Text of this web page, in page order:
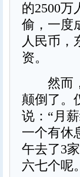
的2500
偷，一度
人民币，
资。
然而，
颠倒了。
说：“月
一个有休
午去了3
六七个呢